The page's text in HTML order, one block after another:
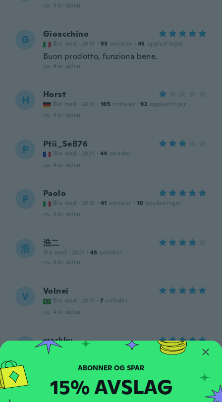
ca. 4 år siden
G Gioacchino
Ble med i 2018 · 53 omtaler · 45 opplastinger
Buon prodotto, funziona bene.
ca. 4 år siden
H Horst
Ble med i 2018 · 165 omtaler · 92 opplastinger
ca. 4 år siden
P Ptii_SeB76
Ble med i 2021 · 44 omtaler
ca. 4 år siden
P Paolo
Ble med i 2018 · 41 omtaler · 10 opplastinger
ca. 4 år siden
浩 浩二
Ble med i 2021 · 45 omtaler
ca. 4 år siden
V Volnei
Ble med i 2017 · 7 omtaler
ca. 4 år siden
markku
Ble med i 2021 omtaler opplastinger
ca. 4 år siden
15% AVSLAG